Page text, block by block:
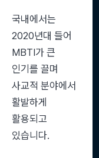
국내에서는
2020년대 들어
MBTI가 큰
인기를 끌며
사교적 분야에서
활발하게
활용되고
있습니다.